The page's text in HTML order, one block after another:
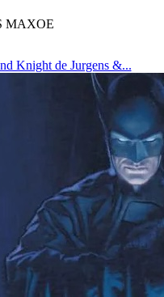
MAXOE
Knight de Jurgens &...